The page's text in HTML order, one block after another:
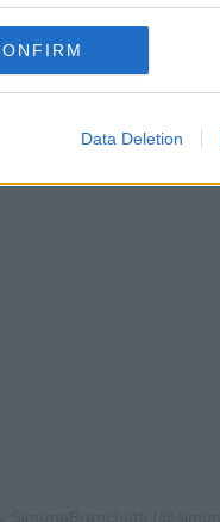
Data Deletion